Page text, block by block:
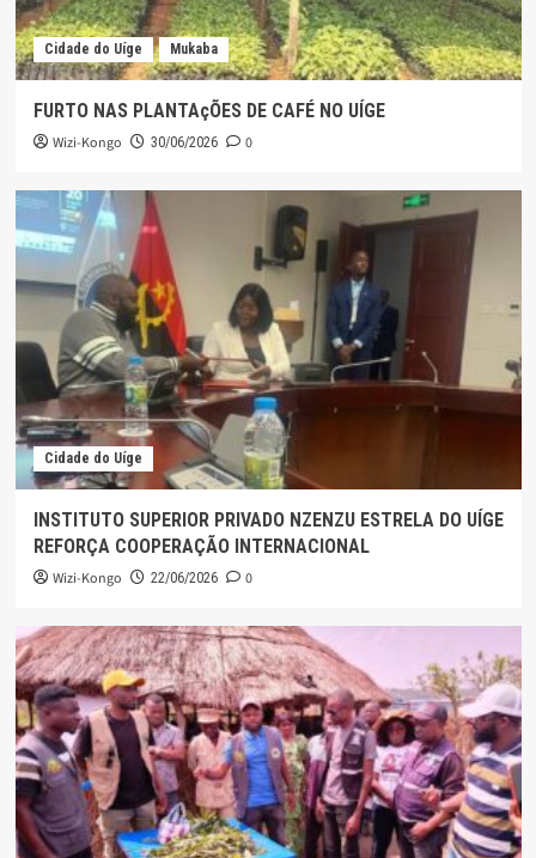
Cidade do Uíge Mukaba
FURTO NAS PLANTAçÕES DE CAFÉ NO UÍGE
Wizi-Kongo 30/06/2026 0
Cidade do Uíge
INSTITUTO SUPERIOR PRIVADO NZENZU ESTRELA DO UÍGE
REFORÇA COOPERAÇÃO INTERNACIONAL
Wizi-Kongo 22/06/2026 0